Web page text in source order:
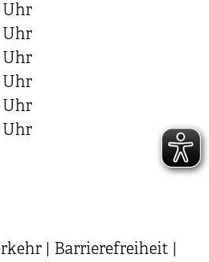
Uhr
Uhr
Uhr
Uhr
Uhr
Uhr
Barrierefreiheit